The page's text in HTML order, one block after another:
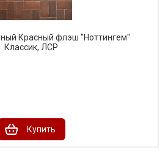
Красный флэш "Ноттингем"
Классик, ЛСР
Купить